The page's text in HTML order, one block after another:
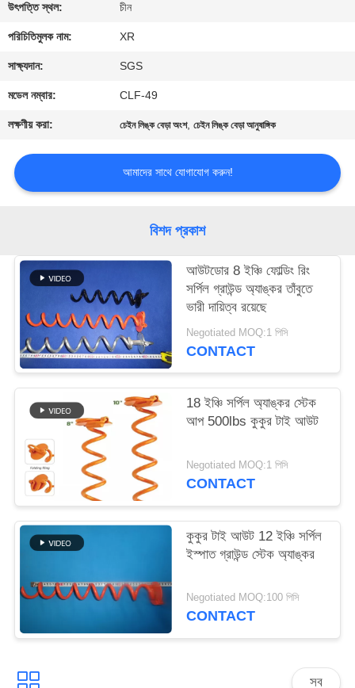
যোগাযোগ
করুন
উদ্ধৃতির
আবেদন
ম্যাপ
PRIVACY
POLICY
উৎপত্তি স্থল: চীন
পরিচিতিমুলক নাম: XR
সাক্ষ্যদান: SGS
মডেল নম্বার: CLF-49
লক্ষণীয় করা: চেইন লিঙ্ক বেড়া অংশ,চেইন লিঙ্ক বেড়া আনুষাঙ্গিক
আমাদের সাথে যোগাযোগ করুন!
বিশদ প্রকাশ
আউটডোর 8 ইঞ্চি ফোল্ডিং রিং
সর্পিল গ্রাউন্ড অ্যাঙ্কর তাঁবুতে
ভারী দায়িত্ব রয়েছে
Negotiated MOQ:1 পিসি
CONTACT
18 ইঞ্চি সর্পিল অ্যাঙ্কর স্টেক
আপ 500lbs কুকুর টাই আউট
Negotiated MOQ:1 পিসি
CONTACT
কুকুর টাই আউট 12 ইঞ্চি সর্পিল
ইস্পাত গ্রাউন্ড স্টেক অ্যাঙ্কর
Negotiated MOQ:100 পিসি
CONTACT
সব